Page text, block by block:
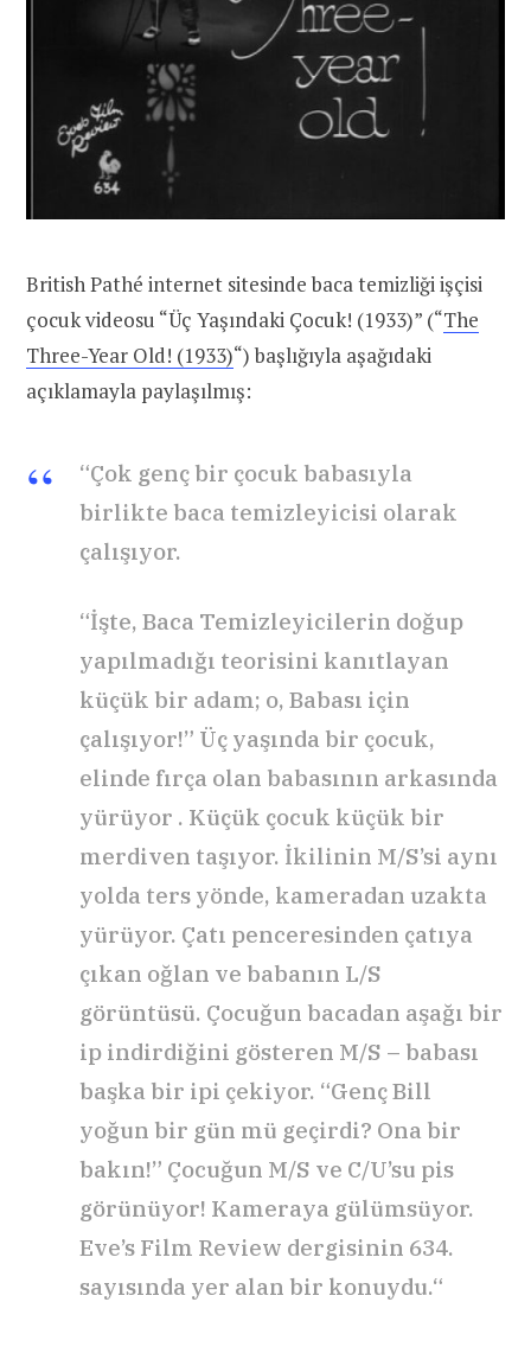
British Pathé internet sitesinde baca temizliği işçisi
çocuk videosu “Üç Yaşındaki Çocuk! (1933)” (“The
Three-Year Old! (1933)“) başlığıyla aşağıdaki
açıklamayla paylaşılmış:
“Çok genç bir çocuk babasıyla
birlikte baca temizleyicisi olarak
çalışıyor.
“İşte, Baca Temizleyicilerin doğup
yapılmadığı teorisini kanıtlayan
küçük bir adam; o, Babası için
çalışıyor!” Üç yaşında bir çocuk,
elinde fırça olan babasının arkasında
yürüyor . Küçük çocuk küçük bir
merdiven taşıyor. İkilinin M/S’si aynı
yolda ters yönde, kameradan uzakta
yürüyor. Çatı penceresinden çatıya
çıkan oğlan ve babanın L/S
görüntüsü. Çocuğun bacadan aşağı bir
ip indirdiğini gösteren M/S – babası
başka bir ipi çekiyor. “Genç Bill
yoğun bir gün mü geçirdi? Ona bir
bakın!” Çocuğun M/S ve C/U’su pis
görünüyor! Kameraya gülümsüyor.
Eve’s Film Review dergisinin 634.
sayısında yer alan bir konuydu.“